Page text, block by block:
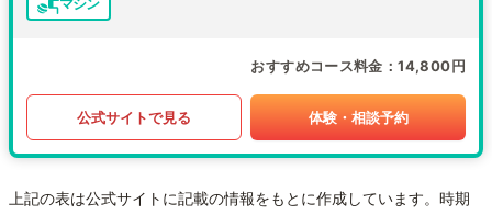
おすすめコース料金 14,800円
公式サイトで見る 体験・相談予約
上記の表は公式サイトに記載の情報をもとに作成しています。時期